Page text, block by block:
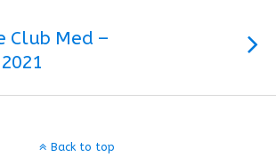
Club Med –
Back to top